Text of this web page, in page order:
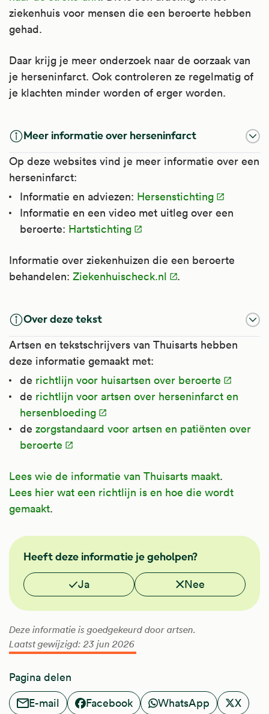
ziekenhuis voor mensen die een beroerte hebben
gehad.
Daar krijg je meer onderzoek naar de oorzaak van
je herseninfarct. Ook controleren ze regelmatig of
je klachten minder worden of erger worden.
Meer informatie over herseninfarct
Op deze websites vind je meer informatie over een
herseninfarct:
Informatie en adviezen: Hersenstichting
Informatie en een video met uitleg over een
beroerte: Hartstichting
Informatie over ziekenhuizen die een beroerte
behandelen: Ziekenhuischeck.nl .
Over deze tekst
Artsen en tekstschrijvers van Thuisarts hebben
deze informatie gemaakt met:
de richtlijn voor huisartsen over beroerte
de richtlijn voor artsen over herseninfarct en
hersenbloeding
de zorgstandaard voor artsen en patiënten over
beroerte
Lees wie de informatie van Thuisarts maakt.
Lees hier wat een richtlijn is en hoe die wordt
gemaakt.
FMS
Heeft deze informatie je geholpen?
Vond je deze informatie nuttig?
Ja Nee
Deze informatie is goedgekeurd door artsen.
Laatst gewijzigd: 23 jun 2026
Pagina delen
E-mail
Facebook WhatsApp X